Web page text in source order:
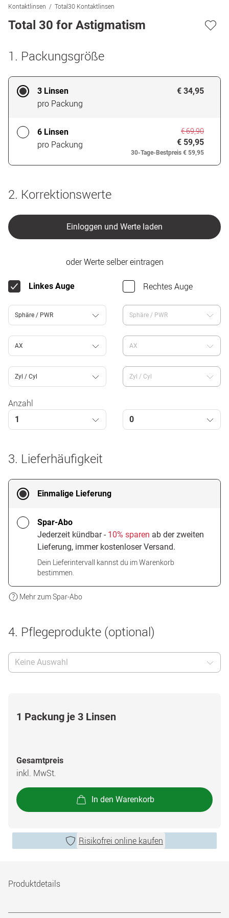
Kontaktlinsen Total30 Kontaktlinsen
Total 30 for Astigmatism
1. Packungsgröße
3 Linsen
pro Packung
€ 34,95
6 Linsen
pro Packung
€ 69,90
€ 59,95
30-Tage-Bestpreis € 59,95
2. Korrektionswerte
Einloggen und Werte laden
oder Werte selber eintragen
Linkes Auge Rechtes Auge
Sphäre / PWR Sphäre / PWR
AX AX
Zyl / Cyl Zyl / Cyl
Anzahl
1 0
3. Lieferhäufigkeit
Einmalige Lieferung
Spar-Abo
Jederzeit kündbar - 10% sparen ab der zweiten
Lieferung, immer kostenloser Versand.
Dein Lieferintervall kannst du im Warenkorb
bestimmen.
Mehr zum Spar-Abo
4. Pflegeprodukte (optional)
Keine Auswahl
1 Packung je 3 Linsen
Gesamtpreis
inkl. MwSt.
In den Warenkorb
Risikofrei online kaufen
Produktdetails